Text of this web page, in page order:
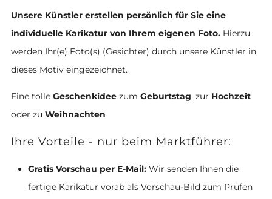
Unsere Künstler erstellen persönlich für Sie eine
individuelle Karikatur von Ihrem eigenen Foto. Hierzu
werden Ihr(e) Foto(s) (Gesichter) durch unsere Künstler in
dieses Motiv eingezeichnet.
Eine tolle Geschenkidee zum Geburtstag, zur Hochzeit
oder zu Weihnachten
Ihre Vorteile - nur beim Marktführer:
Gratis Vorschau per E-Mail: Wir senden Ihnen die
fertige Karikatur vorab als Vorschau-Bild zum Prüfen